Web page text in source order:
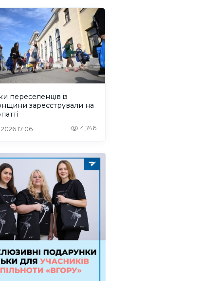
переселенців із
зареєстрували на
2026 17:06 4,746